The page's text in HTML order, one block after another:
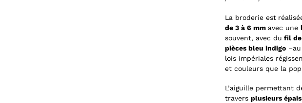
La broderie est
de 3 à 6 mm avec une
souvent, avec du fil de
pièces bleu indigo–au
lois impériales
et couleurs que la
L’aiguille permettant
travers plusieurs